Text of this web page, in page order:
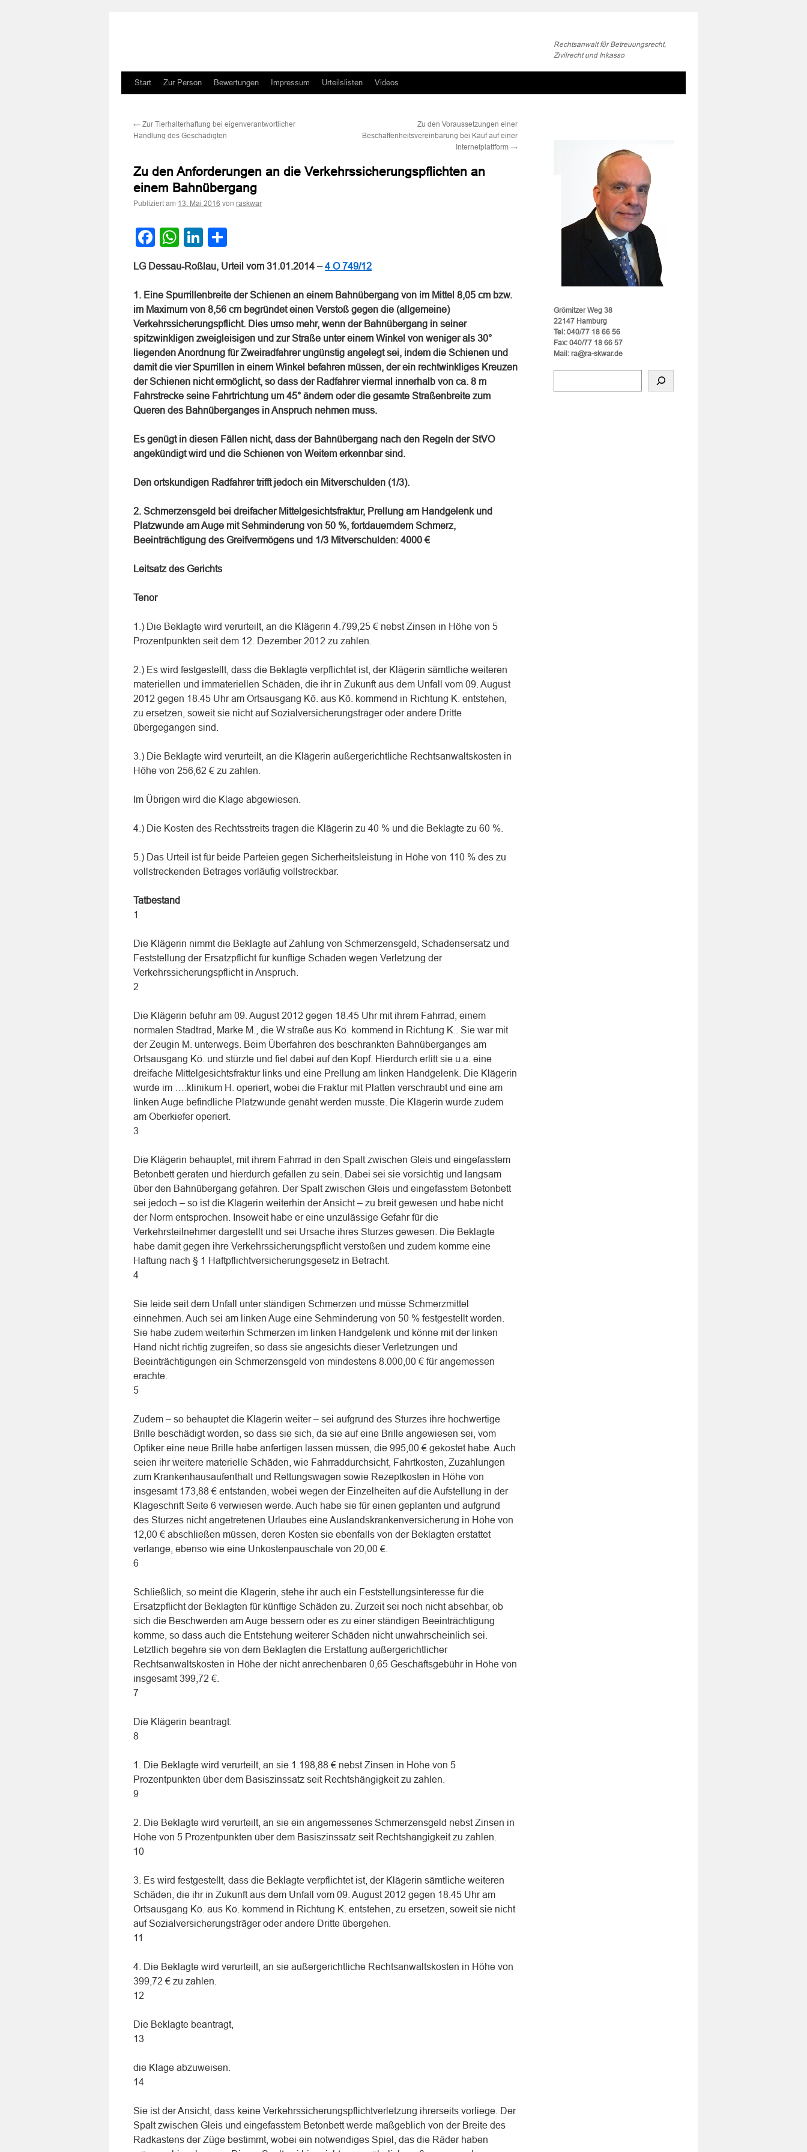
Rechtsanwalt für Betreuungsrecht,
Zivilrecht und Inkasso
Zum
springen
Start Zur Person Bewertungen Impressum Urteilslisten Videos
← Zur Tierhalterhaftung bei eigenverantwortlicher
Handlung des Geschädigten
Zu den Voraussetzungen einer
Beschaffenheitsvereinbarung bei Kauf auf einer
Internetplattform →
Zu den Anforderungen an die Verkehrssicherungspflichten an
einem Bahnübergang
Publiziert am 13. Mai 2016 von raskwar
Facebook
WhatsApp
LinkedIn
LG Dessau-Roßlau, Urteil vom 31.01.2014 –4 O 749/12
1. Eine Spurrillenbreite der Schienen an einem Bahnübergang von im Mittel 8,05 cm bzw.
im Maximum von 8,56 cm begründet einen Verstoß gegen die (allgemeine)
Verkehrssicherungspflicht. Dies umso mehr, wenn der Bahnübergang in seiner
spitzwinkligen zweigleisigen und zur Straße unter einem Winkel von weniger als 30°
liegenden Anordnung für Zweiradfahrer ungünstig angelegt sei, indem die Schienen und
damit die vier Spurrillen in einem Winkel befahren müssen, der ein rechtwinkliges Kreuzen
der Schienen nicht ermöglicht, so dass der Radfahrer viermal innerhalb von ca. 8 m
Fahrstrecke seine Fahrtrichtung um 45° ändern oder die gesamte Straßenbreite zum
Queren des Bahnüberganges in Anspruch nehmen muss.
Es genügt in diesen Fällen nicht, dass der Bahnübergang nach den Regeln der StVO
angekündigt wird und die Schienen von Weitem erkennbar sind.
Den ortskundigen Radfahrer trifft jedoch ein Mitverschulden (1/3).
2. Schmerzensgeld bei dreifacher Mittelgesichtsfraktur, Prellung am Handgelenk und
Platzwunde am Auge mit Sehminderung von 50 %, fortdauerndem Schmerz,
Beeinträchtigung des Greifvermögens und 1/3 Mitverschulden: 4000 €
Leitsatz des Gerichts
Tenor
1.) Die Beklagte wird verurteilt, an die Klägerin 4.799,25 € nebst Zinsen in Höhe von 5
Prozentpunkten seit dem 12. Dezember 2012 zu zahlen.
2.) Es wird festgestellt, dass die Beklagte verpflichtet ist, der Klägerin sämtliche weiteren
materiellen und immateriellen Schäden, die ihr in Zukunft aus dem Unfall vom 09. August
2012 gegen 18.45 Uhr am Ortsausgang Kö. aus Kö. kommend in Richtung K. entstehen,
zu ersetzen, soweit sie nicht auf Sozialversicherungsträger oder andere Dritte
übergegangen sind.
3.) Die Beklagte wird verurteilt, an die Klägerin außergerichtliche Rechtsanwaltskosten in
Höhe von 256,62 € zu zahlen.
Im Übrigen wird die Klage abgewiesen.
4.) Die Kosten des Rechtsstreits tragen die Klägerin zu 40 % und die Beklagte zu 60 %.
5.) Das Urteil ist für beide Parteien gegen Sicherheitsleistung in Höhe von 110 % des zu
vollstreckenden Betrages vorläufig vollstreckbar.
Tatbestand
1
Die Klägerin nimmt die Beklagte auf Zahlung von Schmerzensgeld, Schadensersatz und
Feststellung der Ersatzpflicht für künftige Schäden wegen Verletzung der
Verkehrssicherungspflicht in Anspruch.
2
Die Klägerin befuhr am 09. August 2012 gegen 18.45 Uhr mit ihrem Fahrrad, einem
normalen Stadtrad, Marke M., die W.straße aus Kö. kommend in Richtung K.. Sie war mit
der Zeugin M. unterwegs. Beim Überfahren des beschrankten Bahnüberganges am
Ortsausgang Kö. und stürzte und fiel dabei auf den Kopf. Hierdurch erlitt sie u.a. eine
dreifache Mittelgesichtsfraktur links und eine Prellung am linken Handgelenk. Die Klägerin
wurde im ….klinikum H. operiert, wobei die Fraktur mit Platten verschraubt und eine am
linken Auge befindliche Platzwunde genäht werden musste. Die Klägerin wurde zudem
am Oberkiefer operiert.
3
Die Klägerin behauptet, mit ihrem Fahrrad in den Spalt zwischen Gleis und eingefasstem
Betonbett geraten und hierdurch gefallen zu sein. Dabei sei sie vorsichtig und langsam
über den Bahnübergang gefahren. Der Spalt zwischen Gleis und eingefasstem Betonbett
sei jedoch – so ist die Klägerin weiterhin der Ansicht – zu breit gewesen und habe nicht
der Norm entsprochen. Insoweit habe er eine unzulässige Gefahr für die
Verkehrsteilnehmer dargestellt und sei Ursache ihres Sturzes gewesen. Die Beklagte
habe damit gegen ihre Verkehrssicherungspflicht verstoßen und zudem komme eine
Haftung nach § 1 Haftpflichtversicherungsgesetz in Betracht.
4
Sie leide seit dem Unfall unter ständigen Schmerzen und müsse Schmerzmittel
einnehmen. Auch sei am linken Auge eine Sehminderung von 50 % festgestellt worden.
Sie habe zudem weiterhin Schmerzen im linken Handgelenk und könne mit der linken
Hand nicht richtig zugreifen, so dass sie angesichts dieser Verletzungen und
Beeinträchtigungen ein Schmerzensgeld von mindestens 8.000,00 € für angemessen
erachte.
5
Zudem – so behauptet die Klägerin weiter – sei aufgrund des Sturzes ihre hochwertige
Brille beschädigt worden, so dass sie sich, da sie auf eine Brille angewiesen sei, vom
Optiker eine neue Brille habe anfertigen lassen müssen, die 995,00 € gekostet habe. Auch
seien ihr weitere materielle Schäden, wie Fahrraddurchsicht, Fahrtkosten, Zuzahlungen
zum Krankenhausaufenthalt und Rettungswagen sowie Rezeptkosten in Höhe von
insgesamt 173,88 € entstanden, wobei wegen der Einzelheiten auf die Aufstellung in der
Klageschrift Seite 6 verwiesen werde. Auch habe sie für einen geplanten und aufgrund
des Sturzes nicht angetretenen Urlaubes eine Auslandskrankenversicherung in Höhe von
12,00 € abschließen müssen, deren Kosten sie ebenfalls von der Beklagten erstattet
verlange, ebenso wie eine Unkostenpauschale von 20,00 €.
6
Schließlich, so meint die Klägerin, stehe ihr auch ein Feststellungsinteresse für die
Ersatzpflicht der Beklagten für künftige Schäden zu. Zurzeit sei noch nicht absehbar, ob
sich die Beschwerden am Auge bessern oder es zu einer ständigen Beeinträchtigung
komme, so dass auch die Entstehung weiterer Schäden nicht unwahrscheinlich sei.
Letztlich begehre sie von dem Beklagten die Erstattung außergerichtlicher
Rechtsanwaltskosten in Höhe der nicht anrechenbaren 0,65 Geschäftsgebühr in Höhe von
insgesamt 399,72 €.
7
Die Klägerin beantragt:
8
1. Die Beklagte wird verurteilt, an sie 1.198,88 € nebst Zinsen in Höhe von 5
Prozentpunkten über dem Basiszinssatz seit Rechtshängigkeit zu zahlen.
9
2. Die Beklagte wird verurteilt, an sie ein angemessenes Schmerzensgeld nebst Zinsen in
Höhe von 5 Prozentpunkten über dem Basiszinssatz seit Rechtshängigkeit zu zahlen.
10
3. Es wird festgestellt, dass die Beklagte verpflichtet ist, der Klägerin sämtliche weiteren
Schäden, die ihr in Zukunft aus dem Unfall vom 09. August 2012 gegen 18.45 Uhr am
Ortsausgang Kö. aus Kö. kommend in Richtung K. entstehen, zu ersetzen, soweit sie nicht
auf Sozialversicherungsträger oder andere Dritte übergehen.
11
4. Die Beklagte wird verurteilt, an sie außergerichtliche Rechtsanwaltskosten in Höhe von
399,72 € zu zahlen.
12
Die Beklagte beantragt,
13
die Klage abzuweisen.
14
Sie ist der Ansicht, dass keine Verkehrssicherungspflichtverletzung ihrerseits vorliege. Der
Spalt zwischen Gleis und eingefasstem Betonbett werde maßgeblich von der Breite des
Radkastens der Züge bestimmt, wobei ein notwendiges Spiel, das die Räder haben
Grömitzer Weg 38
22147 Hamburg
Tel: 040/77 18 66 56
Fax: 040/77 18 66 57
Mail: ra@ra-skwar.de